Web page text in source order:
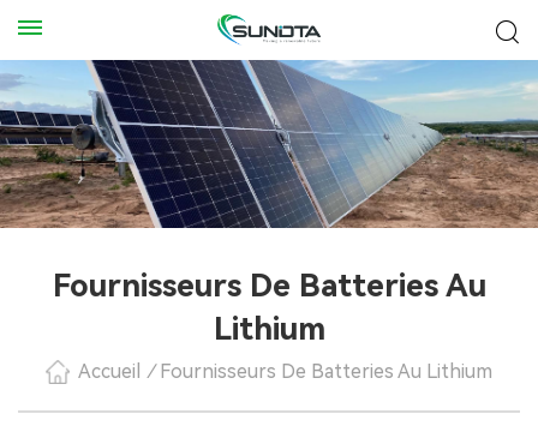
Fournisseurs De Batteries Au
Lithium
Accueil / Fournisseurs De Batteries Au Lithium